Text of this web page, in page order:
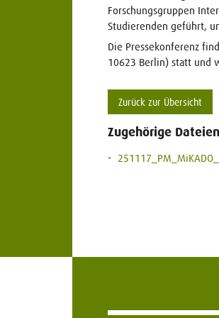
Forschungsgruppen
Studierenden geführt,
Die Pressekonferenz
10623 Berlin) statt und
Zurück zur Übersicht
Zugehörige Dateien